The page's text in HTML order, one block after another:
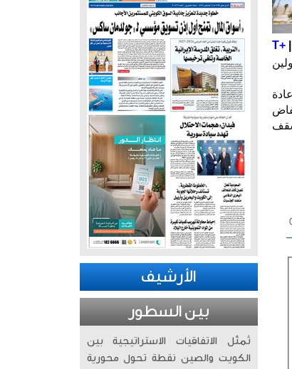
T+|
الأرشيف
بين السطور
تُمثّل الاتفاقيات الاستراتيجية بين
الكويت والصين نقطة تحول محورية